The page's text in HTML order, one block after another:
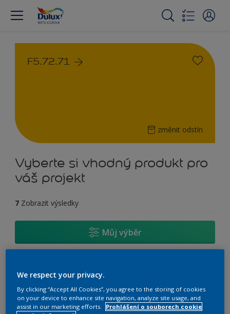
F5.72.71
změnit odstín
Vyberte si vhodný produkt pro
váš projekt
7 Zobrazit výsledky
Můj výběr
Dulux Trade Vinyl Matt
Omyvatelný
Vysoká otěruodolnost
We respect your privacy.
By clicking “Accept All Cookies”, you agree to the storing of cookies
on your device to enhance site navigation, analyze site usage, and
assist in our marketing efforts.
Prohlášení o souborech cookie